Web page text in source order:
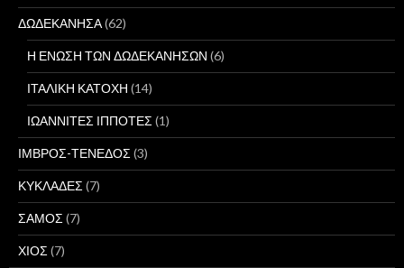
ΔΩΔΕΚΑΝΗΣΑ(62)
Η ΕΝΩΣΗ ΤΩΝ ΔΩΔΕΚΑΝΗΣΩΝ (6)
ΙΤΑΛΙΚΗ ΚΑΤΟΧΗ (14)
ΙΩΑΝΝΙΤΕΣ ΙΠΠΟΤΕΣ (1)
ΙΜΒΡΟΣ-ΤΕΝΕΔΟΣ (3)
ΚΥΚΛΑΔΕΣ (7)
ΣΑΜΟΣ (7)
ΧΙΟΣ (7)